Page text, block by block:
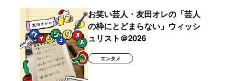
お笑い芸人・友田オレの「芸人
の枠にとどまらない」ウィッシ
ュリスト＠2026
エンタメ